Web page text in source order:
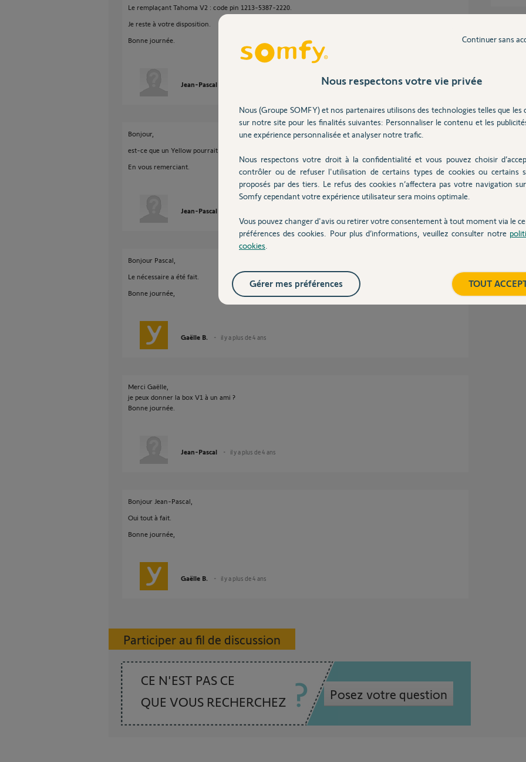
Le remplaçant Tahoma V2 : code pin 1213-5387-2220.
Je reste à votre disposition.
Bonne journée.
Jean-Pascal
Bonjour,
est-ce que un Yellow pourrait m'activer la seconde box?
En vous remerciant.
Jean-Pascal
Bonjour Pascal,
Le nécessaire a été fait.
Bonne journée,
Gaëlle B. il y a plus de 4 ans
Merci Gaëlle,
je peux donner la box V1 à un ami ?
Bonne journée.
Jean-Pascal il y a plus de 4 ans
Bonjour Jean-Pascal,
Oui tout à fait.
Bonne journée,
Gaëlle B. il y a plus de 4 ans
Participer au fil de discussion
CE N'EST PAS CE
QUE VOUS RECHERCHEZ
Posez votre question
Nous respectons votre vie privée
Nous (Groupe SOMFY) et nos partenaires utilisons des technologies telles que les
sur notre site pour les finalités suivantes: Personnaliser le contenu et les
une expérience personnalisée et analyser notre trafic.
Nous respectons votre droit à la confidentialité et vous pouvez choisir
contrôler ou de refuser l'utilisation de certains types de cookies ou certains
proposés par des tiers. Le refus des cookies n’affectera pas votre navigation
Somfy cependant votre expérience utilisateur sera moins optimale.
Vous pouvez changer d'avis ou retirer votre consentement à tout moment via le
préférences des cookies. Pour plus d’informations, veuillez consulter notre
cookies
Continuer sans
TOUT
Gérer mes préférences